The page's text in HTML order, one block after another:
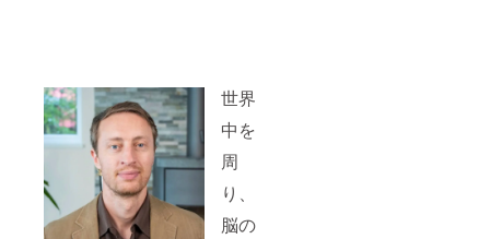
世界
中を
周
り、
脳の